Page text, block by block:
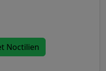
Noctilien